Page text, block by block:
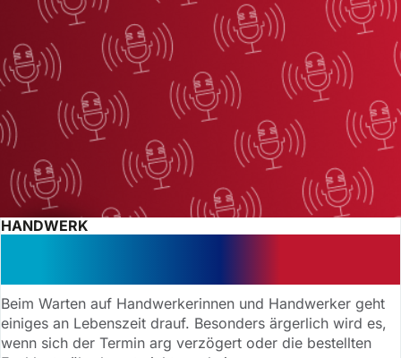
HANDWERK
Beim Warten auf Handwerkerinnen und Handwerker geht
einiges an Lebenszeit drauf. Besonders ärgerlich wird es,
wenn sich der Termin arg verzögert oder die bestellten